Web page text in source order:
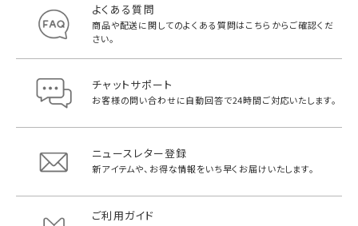
よくある質問
商品や配送に関してのよくある質問はこちらからご確認くだ
さい。
チャットサポート
お客様の問い合わせに自動回答で24時間ご対応いたします。
ニュースレター登録
新アイテムや、お得な情報をいち早く お届けいたします。
ご利用ガイド